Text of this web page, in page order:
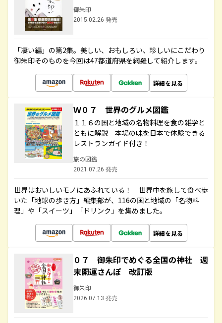
御朱印
2015.02.26 発売
「凄い編」の第2集。美しい、おもしろい、珍しいにこだわり
御朱印そのものを今回は47都道府県を網羅して紹介します。
詳細を見る
Ｗ０７ 世界のグルメ図鑑
１１６の国と地域の名物料理を食の雑学と
ともに解説 本場の味を日本で体験できる
レストランガイド付き！
旅の図鑑
2021.07.26 発売
世界はおいしいモノにあふれている！ 世界中を旅して食べ歩
いた「地球の歩き方」編集部が、116の国と地域の「名物料
理」や「スイーツ」「ドリンク」を集めました。
詳細を見る
０７ 御朱印でめぐる全国の神社 週
末開運さんぽ 改訂版
御朱印
2026.07.13 発売